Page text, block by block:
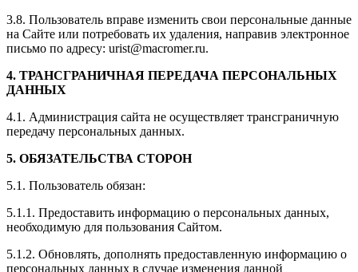
3.8. Пользователь вправе изменить свои персональные данные
на Сайте или потребовать их удаления, направив электронное
письмо по адресу: urist@macromer.ru.
4. ТРАНСГРАНИЧНАЯ ПЕРЕДАЧА ПЕРСОНАЛЬНЫХ
ДАННЫХ
4.1. Администрация сайта не осуществляет трансграничную
передачу персональных данных.
5. ОБЯЗАТЕЛЬСТВА СТОРОН
5.1. Пользователь обязан:
5.1.1. Предоставить информацию о персональных данных,
необходимую для пользования Сайтом.
5.1.2. Обновлять, дополнять предоставленную информацию о
персональных данных в случае изменения данной